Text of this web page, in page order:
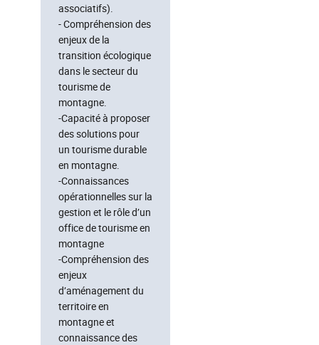
associatifs).
- Compréhension des
enjeux de la
transition écologique
dans le secteur du
tourisme de
montagne.
-Capacité à proposer
des solutions pour
un tourisme durable
en montagne.
-Connaissances
opérationnelles sur la
gestion et le rôle d’un
office de tourisme en
montagne
-Compréhension des
enjeux
d’aménagement du
territoire en
montagne et
connaissance des